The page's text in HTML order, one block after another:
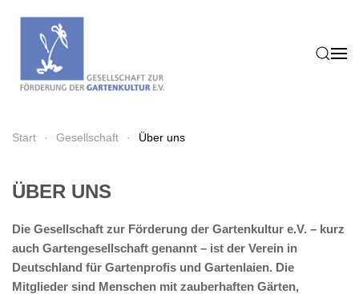
Zum Hauptinhalt springen
Start Gesellschaft Über uns
ÜBER UNS
Die Gesellschaft zur Förderung der Gartenkultur e.V. – kurz
auch Gartengesellschaft genannt – ist der Verein in
Deutschland für Gartenprofis und Gartenlaien. Die
Mitglieder sind Menschen mit zauberhaften Gärten,